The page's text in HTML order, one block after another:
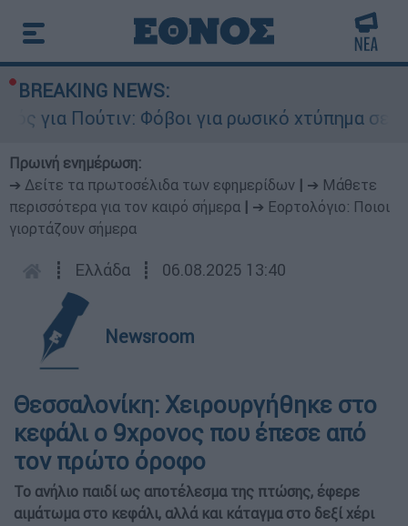
BREAKING NEWS:
για Πούτιν: Φόβοι για ρωσικό χτύπημα σε
Πρωινή ενημέρωση:
➔ Δείτε τα πρωτοσέλιδα των εφημερίδων
➔ Μάθετε
περισσότερα για τον καιρό σήμερα
➔ Εορτολόγιο: Ποιοι
γιορτάζουν σήμερα
┋ Ελλάδα ┋ 06.08.2025 13:40
Newsroom
Θεσσαλονίκη: Χειρουργήθηκε στο
κεφάλι ο 9χρονος που έπεσε από
τον πρώτο όροφο
Το ανήλιο παιδί ως αποτέλεσμα της πτώσης, έφερε
αιμάτωμα στο κεφάλι, αλλά και κάταγμα στο δεξί χέρι